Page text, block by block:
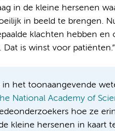
in de kleine hersenen
in beeld te brengen.
klachten hebben
is winst voor patiënten.”
in het toonaangevende
National Academy of
hoe ze
kleine hersenen in kaart